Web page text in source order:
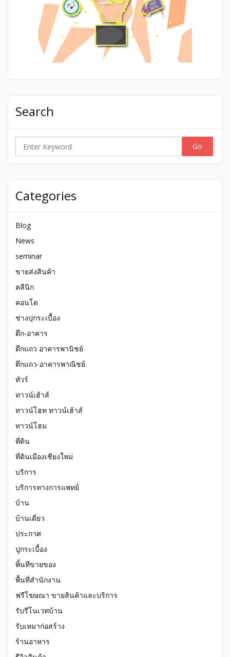
Search
Search
Categories
Blog
News
seminar
ขายส่งสินค้า
คลีนิก
คอนโด
ช่างปุกระเบื้อง
ตึก-อาคาร
ตึกแถว อาคารพานิชย์
ตึกแถว-อาคารพาณิชย์
ทัวร์
ทาวน์เฮ้าส์
ทาวน์โฮท ทาวน์เฮ้าส์
ทาวน์โฮม
ที่ดิน
ที่ดินเมืองเชียงใหม่
บริการ
บริการทางการแพทย์
บ้าน
บ้านเดี่ยว
ประกาศ
ปูกระเบื้อง
พิ้นทีขายของ
พื้นที่สำนักงาน
ฟรีโฆษณา ขายสินค้าและบริการ
รับรีโนเวทบ้าน
รับเหมาก่อสร้าง
ร้านอาหาร